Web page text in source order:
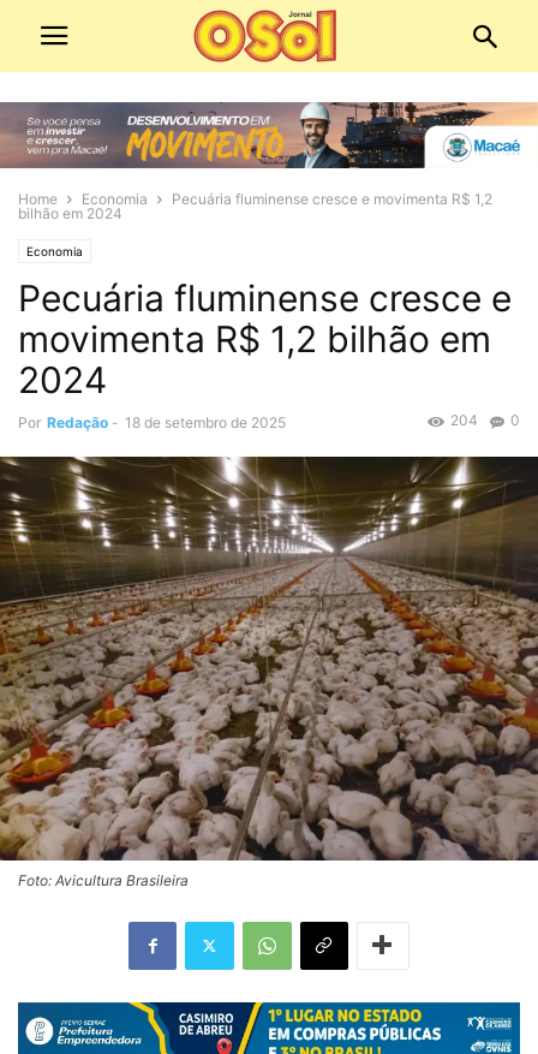
Home Economia
Pecuária fluminense cresce e movimenta R$ 1,2
bilhão em 2024
Economia
Pecuária fluminense cresce e
movimenta R$ 1,2 bilhão em
2024
Por Redação - 18 de setembro de 2025 0
204
Foto: Avicultura Brasileira